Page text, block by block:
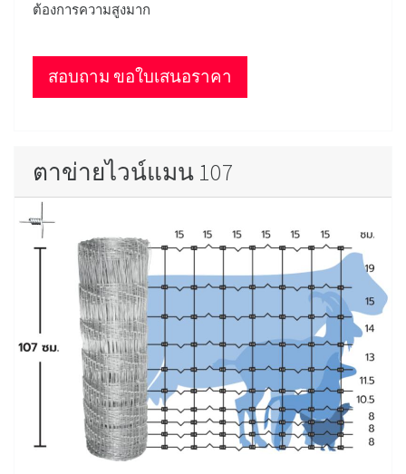
ต้องการความสูงมาก
สอบถาม ขอใบเสนอราคา
ตาข่ายไวน์แมน 107